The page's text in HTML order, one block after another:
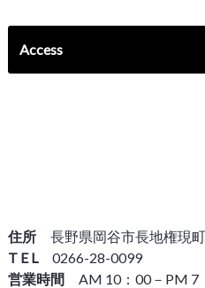
Access
住所 長野県岡谷市長地権現
T E L 0266-28-0099
営業時間 AM 10：00－PM 7